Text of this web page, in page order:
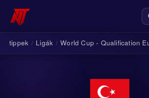
tippek / Ligák / World Cup - Qualification